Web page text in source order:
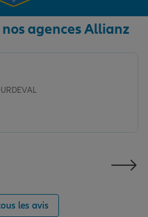
agences Allianz
les avis